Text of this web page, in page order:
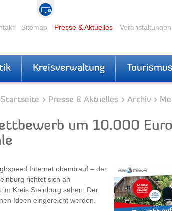
Sitemap Presse & Aktuelles Veranstaltungen
Kreisverwaltung Tourismus
Startseite Presse & Aktuelles Archiv
um 10.000 Euro
Internet obendrauf – der
richtet sich an
Kreis Steinburg sehen. Der
Ideen eingereicht werden.